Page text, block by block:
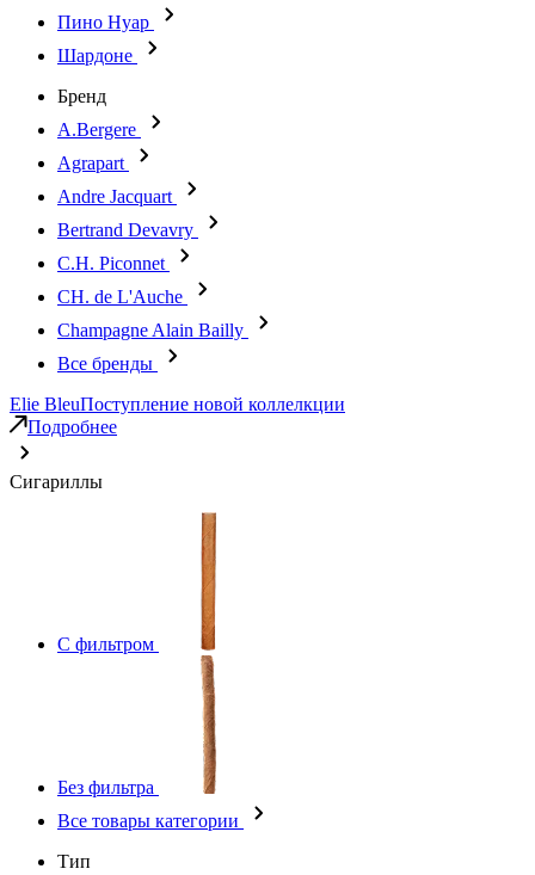
Пино Нуар
Шардоне
Бренд
A.Bergere
Agrapart
Andre Jacquart
Bertrand Devavry
C.H. Piconnet
CH. de L'Auche
Champagne Alain Bailly
Все бренды
Elie BleuПоступление новой коллелкции
Подробнее
Сигариллы
С фильтром
Без фильтра
Все товары категории
Тип